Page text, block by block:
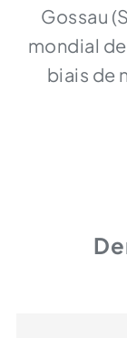
Gossau
mondial
biais de